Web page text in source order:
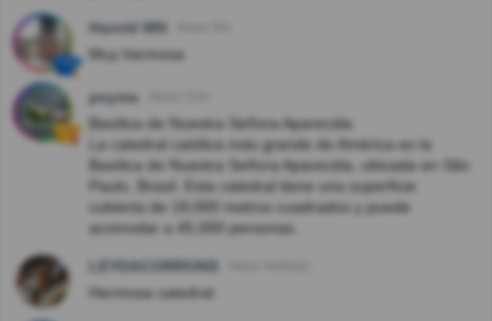
Harold MN
Muy hermosa
peyma
Basílica de Nuestra Señora Aparecida
La catedral católica más grande de América es la
Basílica de Nuestra Señora Aparecida, ubicada en São
Paulo, Brasil. Esta catedral tiene una superficie
cubierta de 18,000 metros cuadrados y puede
acomodar a 45,000 personas.
LEYDACORRONS
Hermosa catedral.